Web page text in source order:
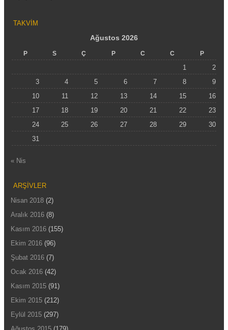
TAKVIM
Ağustos 2026
P S Ç P C C P
1
2
3
4 5 6 7 8
9
10
11 12 13 14 15
16
17
18 19 20 21 22
23
24
25 26 27 28 29
30
31
« Nis
ARŞIVLER
Nisan 2018(2)
Aralık 2016(8)
Kasım 2016(155)
Ekim 2016(96)
Şubat 2016(7)
Ocak 2016(42)
Kasım 2015(91)
Ekim 2015(212)
Eylül 2015(297)